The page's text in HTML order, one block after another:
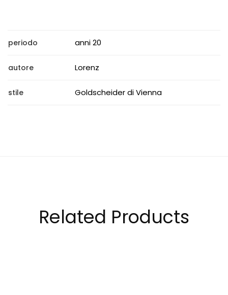
periodo anni 20
autore Lorenz
stile Goldscheider di Vienna
Related Products